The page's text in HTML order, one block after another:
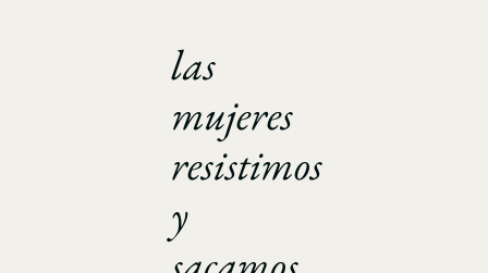
las
mujeres
resistimos
y